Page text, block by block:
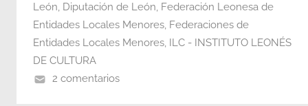
León, Diputación de León, Federación Leonesa de
Entidades Locales Menores, Federaciones de
Entidades Locales Menores, ILC - INSTITUTO LEONÉS
DE CULTURA
2 comentarios